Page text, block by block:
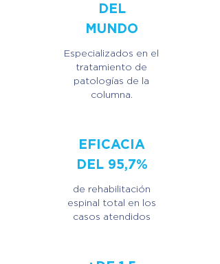
DEL
MUNDO
Especializados en el
tratamiento de
patologías de la
columna.
EFICACIA
DEL 95,7%
de rehabilitación
espinal total en los
casos atendidos